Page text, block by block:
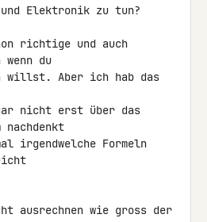
Elektronik zu tun?
richtige und auch
du
willst. Aber ich hab das
nicht erst über das
irgendwelche Formeln
ausrechnen wie gross der